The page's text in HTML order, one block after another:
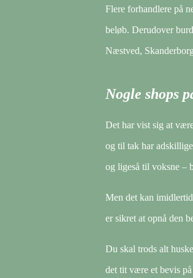
Flere forhandlere på
beløb. Derudover
Næstved,
Nogle shops
Det har vist sig at
og til tak har
og ligeså til voksne –
Men det kan
er sikret at opnå den
Du skal trods alt
det tit være et bevis